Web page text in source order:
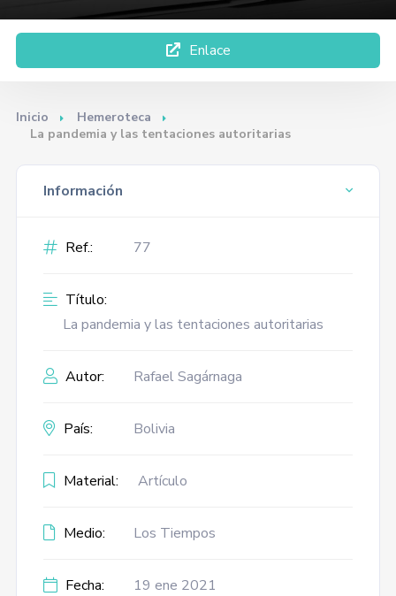
Enlace
Inicio
Hemeroteca
La pandemia y las tentaciones autoritarias
Información
Ref.: 77
Título:
La pandemia y las tentaciones autoritarias
Autor: Rafael Sagárnaga
País: Bolivia
Material: Artículo
Medio: Los Tiempos
Fecha: 19 ene 2021